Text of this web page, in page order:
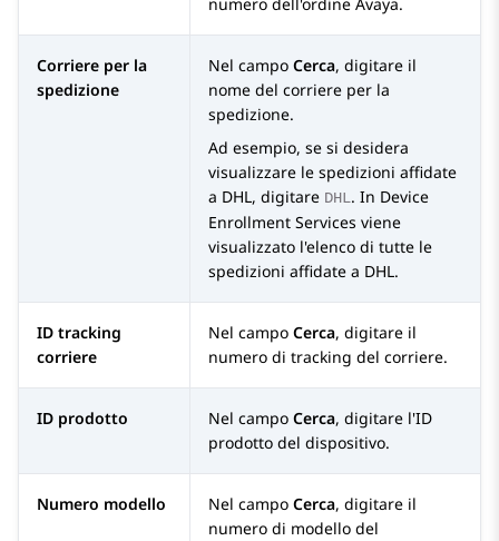
Corriere per la
spedizione
Nel campo Cerca, digitare il
nome del corriere per la
spedizione.
Ad esempio, se si desidera
visualizzare le spedizioni affidate
a DHL, digitare DHL. In Device
Enrollment Services viene
visualizzato l'elenco di tutte le
spedizioni affidate a DHL.
ID tracking
corriere
Nel campo Cerca, digitare il
numero di tracking del corriere.
ID prodotto Nel campo Cerca, digitare l'ID
prodotto del dispositivo.
Numero modello Nel campo Cerca, digitare il
numero di modello del